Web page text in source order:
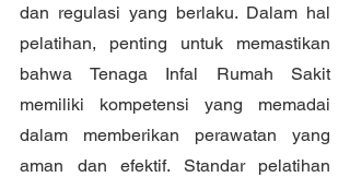
dan regulasi yang berlaku. Dalam hal
pelatihan, penting untuk memastikan
bahwa Tenaga Infal Rumah Sakit
memiliki kompetensi yang memadai
dalam memberikan perawatan yang
aman dan efektif. Standar pelatihan